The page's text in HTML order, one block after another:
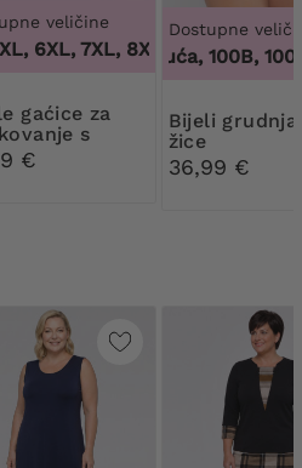
veličine
6XL, 7XL, 8XL, 9XL ,3XL,
s
čipkom
€
Dostupne
100 tisuća, 100B,
Bijeli grudnjak bez
žice
36,99 €